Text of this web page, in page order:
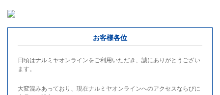
お客様各位
日頃はナルミヤオンラインをご利用いただき、誠にありがとうござい
ます。
大変混みあっており、現在ナルミヤオンラインへのアクセスならびに